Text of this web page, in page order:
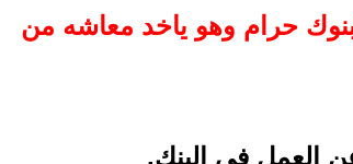
حرام وهو ياخد معاشه من
العمل في البنك.